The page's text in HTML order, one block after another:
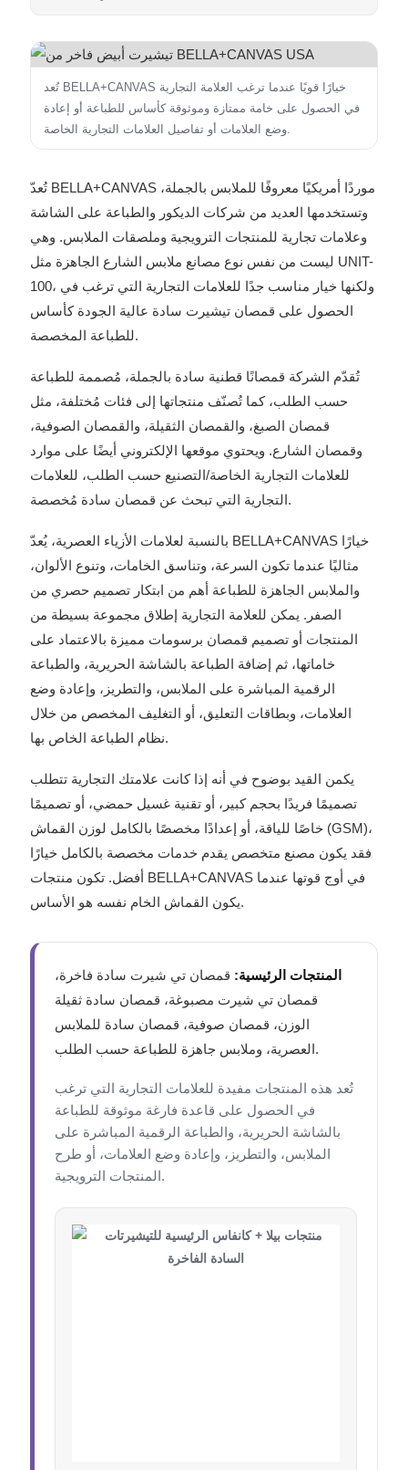
تُعد BELLA+CANVAS خيارًا قويًا عندما ترغب العلامة التجارية
في الحصول على خامة ممتازة وموثوقة كأساس للطباعة أو إعادة
وضع العلامات أو تفاصيل العلامات التجارية الخاصة.
تُعدّ BELLA+CANVAS موردًا أمريكيًا معروفًا للملابس بالجملة،
وتستخدمها العديد من شركات الديكور والطباعة على الشاشة
وعلامات تجارية للمنتجات الترويجية وملصقات الملابس. وهي
ليست من نفس نوع مصانع ملابس الشارع الجاهزة مثل UNIT-
100، ولكنها خيار مناسب جدًا للعلامات التجارية التي ترغب في
الحصول على قمصان تيشيرت سادة عالية الجودة كأساس
للطباعة المخصصة.
تُقدّم الشركة قمصانًا قطنية سادة بالجملة، مُصممة للطباعة
حسب الطلب، كما تُصنّف منتجاتها إلى فئات مُختلفة، مثل
قمصان الصبغ، والقمصان الثقيلة، والقمصان الصوفية،
وقمصان الشارع. ويحتوي موقعها الإلكتروني أيضًا على موارد
للعلامات التجارية الخاصة/التصنيع حسب الطلب، للعلامات
التجارية التي تبحث عن قمصان سادة مُخصصة.
بالنسبة لعلامات الأزياء العصرية، يُعدّ BELLA+CANVAS خيارًا
مثاليًا عندما تكون السرعة، وتناسق الخامات، وتنوع الألوان،
والملابس الجاهزة للطباعة أهم من ابتكار تصميم حصري من
الصفر. يمكن للعلامة التجارية إطلاق مجموعة بسيطة من
المنتجات أو تصميم قمصان برسومات مميزة بالاعتماد على
خاماتها، ثم إضافة الطباعة بالشاشة الحريرية، والطباعة
الرقمية المباشرة على الملابس، والتطريز، وإعادة وضع
العلامات، وبطاقات التعليق، أو التغليف المخصص من خلال
نظام الطباعة الخاص بها.
يكمن القيد بوضوح في أنه إذا كانت علامتك التجارية تتطلب
تصميمًا فريدًا بحجم كبير، أو تقنية غسيل حمضي، أو تصميمًا
خاصًا للياقة، أو إعدادًا مخصصًا بالكامل لوزن القماش (GSM)،
فقد يكون مصنع متخصص يقدم خدمات مخصصة بالكامل خيارًا
أفضل. تكون منتجات BELLA+CANVAS في أوج قوتها عندما
يكون القماش الخام نفسه هو الأساس.
المنتجات الرئيسية: قمصان تي شيرت سادة فاخرة،
قمصان تي شيرت مصبوغة، قمصان سادة ثقيلة
الوزن، قمصان صوفية، قمصان سادة للملابس
العصرية، وملابس جاهزة للطباعة حسب الطلب.
تُعد هذه المنتجات مفيدة للعلامات التجارية التي ترغب
في الحصول على قاعدة فارغة موثوقة للطباعة
بالشاشة الحريرية، والطباعة الرقمية المباشرة على
الملابس، والتطريز، وإعادة وضع العلامات، أو طرح
المنتجات الترويجية.